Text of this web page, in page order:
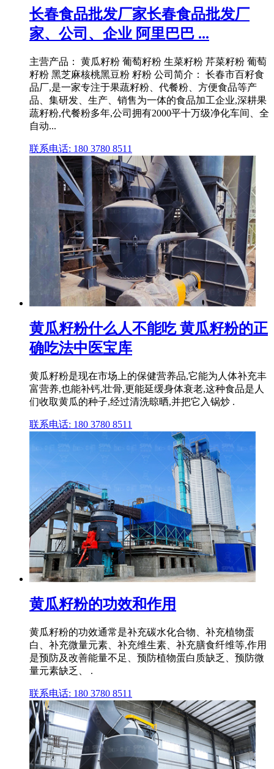
长春食品批发厂家长春食品批发厂
家、公司、企业 阿里巴巴 ...
主营产品： 黄瓜籽粉 葡萄籽粉 生菜籽粉 芹菜籽粉 葡萄
籽粉 黑芝麻核桃黑豆粉 籽粉 公司简介： 长春市百籽食
品厂,是一家专注于果蔬籽粉、代餐粉、方便食品等产
品、集研发、生产、销售为一体的食品加工企业,深耕果
蔬籽粉,代餐粉多年,公司拥有2000平十万级净化车间、全
自动...
联系电话: 180 3780 8511
黄瓜籽粉什么人不能吃 黄瓜籽粉的正
确吃法中医宝库
黄瓜籽粉是现在市场上的保健营养品,它能为人体补充丰
富营养,也能补钙,壮骨,更能延缓身体衰老,这种食品是人
们收取黄瓜的种子,经过清洗晾晒,并把它入锅炒 .
联系电话: 180 3780 8511
黄瓜籽粉的功效和作用
黄瓜籽粉的功效通常是补充碳水化合物、补充植物蛋
白、补充微量元素、补充维生素、补充膳食纤维等,作用
是预防及改善能量不足、预防植物蛋白质缺乏、预防微
量元素缺乏、 .
联系电话: 180 3780 8511